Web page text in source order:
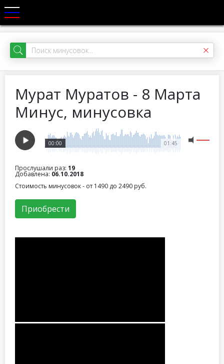
Мурат Муратов - 8 Марта
Минус, минусовка
01:45
00:00
Прослушали раз: 19
Добавлена: 06.10.2018
Стоимость минусовок - от 1490 до 2490 руб.
Приобрести